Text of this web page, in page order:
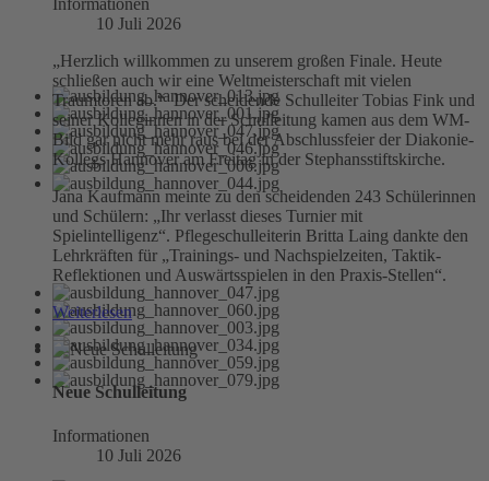
Informationen
10 Juli 2026
„Herzlich willkommen zu unserem großen Finale. Heute
schließen auch wir eine Weltmeisterschaft mit vielen
Traumtoren ab.“ Der scheidende Schulleiter Tobias Fink und
seiner Kolleginnen in der Schulleitung kamen aus dem WM-
Bild gar nicht mehr raus bei der Abschlussfeier der Diakonie-
Kollegs Hannover am Freitag in der Stephansstiftskirche.
Jana Kaufmann meinte zu den scheidenden 243 Schülerinnen
und Schülern: „Ihr verlasst dieses Turnier mit
Spielintelligenz“. Pflegeschulleiterin Britta Laing dankte den
Lehrkräften für „Trainings- und Nachspielzeiten, Taktik-
Reflektionen und Auswärtsspielen in den Praxis-Stellen“.
Weiterlesen
Neue Schulleitung
Informationen
10 Juli 2026